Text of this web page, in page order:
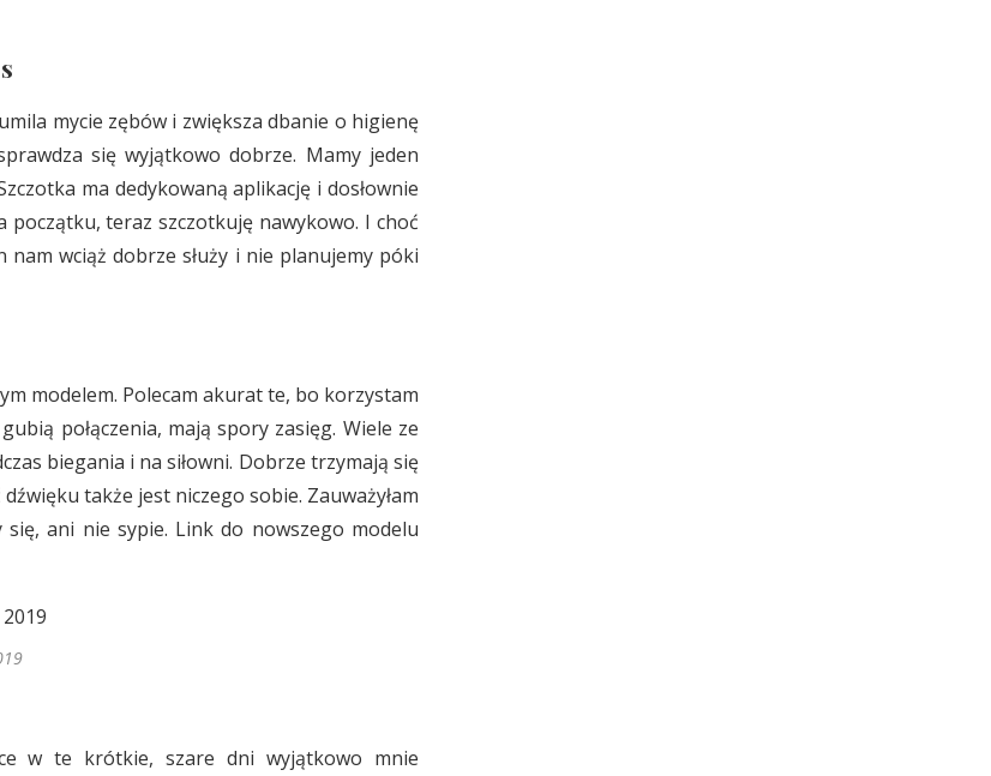
mycie zębów i zwiększa dbanie o higienę
się wyjątkowo dobrze. Mamy jeden
ma dedykowaną aplikację i dosłownie
początku, teraz szczotkuję nawykowo. I choć
wciąż dobrze służy i nie planujemy póki
modelem. Polecam akurat te, bo korzystam
połączenia, mają spory zasięg. Wiele ze
biegania i na siłowni. Dobrze trzymają się
także jest niczego sobie. Zauważyłam
ani nie sypie. Link do nowszego modelu
w te krótkie, szare dni wyjątkowo mnie